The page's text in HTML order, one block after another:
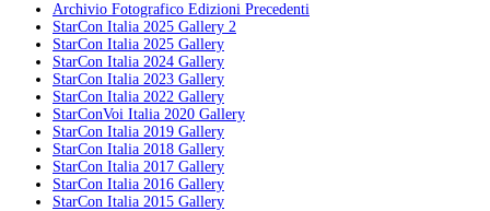
Archivio Fotografico Edizioni Precedenti
StarCon Italia 2025 Gallery 2
StarCon Italia 2025 Gallery
StarCon Italia 2024 Gallery
StarCon Italia 2023 Gallery
StarCon Italia 2022 Gallery
StarConVoi Italia 2020 Gallery
StarCon Italia 2019 Gallery
StarCon Italia 2018 Gallery
StarCon Italia 2017 Gallery
StarCon Italia 2016 Gallery
StarCon Italia 2015 Gallery